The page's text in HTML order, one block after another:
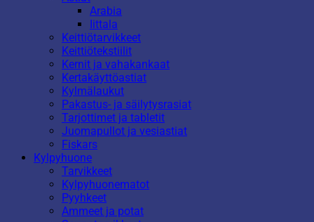
Arabia
Iittala
Keittiötarvikkeet
Keittiötekstiilit
Kernit ja vahakankaat
Kertakäyttöastiat
Kylmälaukut
Pakastus- ja säilytysrasiat
Tarjottimet ja tabletit
Juomapullot ja vesiastiat
Fiskars
Kylpyhuone
Tarvikkeet
Kylpyhuonematot
Pyyhkeet
Ammeet ja potat